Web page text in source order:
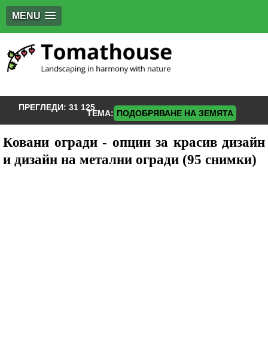
MENU
ПРЕГЛЕДИ: 31 125
ТЕМА: ПОДОБРЯВАНЕ НА ЗЕМЯТА
Ковани огради - опции за красив дизайн
и дизайн на метални огради (95 снимки)